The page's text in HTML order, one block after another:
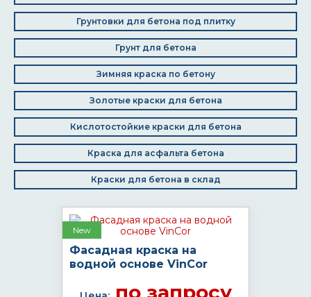
Грунтовки для бетона под плитку
Грунт для бетона
Зимняя краска по бетону
Золотые краски для бетона
Кислотостойкие краски для бетона
Краска для асфальта бетона
Краски для бетона в склад
New
Фасадная краска на
водной основе VinCor
по запросу